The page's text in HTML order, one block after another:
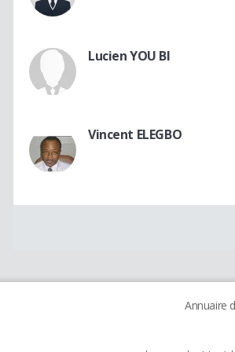
Lucien YOU BI
Vincent ELEGBO
Annuaire